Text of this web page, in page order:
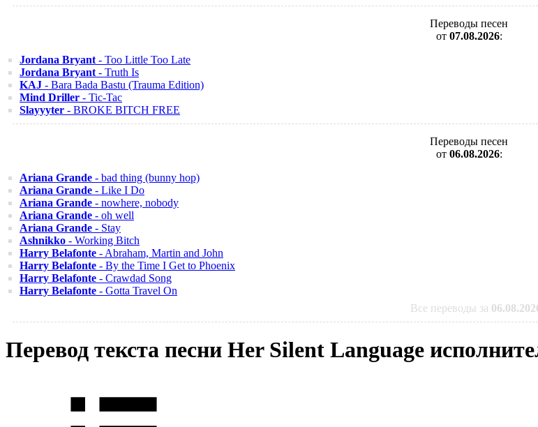
Переводы песен
от 07.08.2026:
Jordana Bryant - Too Little Too Late
Jordana Bryant - Truth Is
KAJ - Bara Bada Bastu (Trauma Edition)
Mind Driller - Tic-Tac
Slayyyter - BROKE BITCH FREE
Переводы песен
от 06.08.2026:
Ariana Grande - bad thing (bunny hop)
Ariana Grande - Like I Do
Ariana Grande - nowhere, nobody
Ariana Grande - oh well
Ariana Grande - Stay
Ashnikko - Working Bitch
Harry Belafonte - Abraham, Martin and John
Harry Belafonte - By the Time I Get to Phoenix
Harry Belafonte - Crawdad Song
Harry Belafonte - Gotta Travel On
Все переводы за
Перевод текста песни Her Silent Language